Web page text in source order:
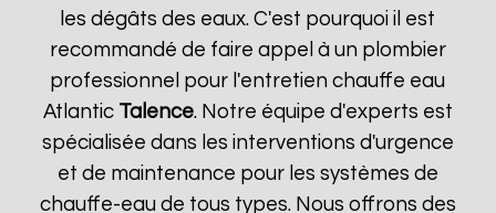
les dégâts des eaux. C'est pourquoi il est
recommandé de faire appel à un plombier
professionnel pour l'entretien chauffe eau
Atlantic Talence. Notre équipe d'experts est
spécialisée dans les interventions d'urgence
et de maintenance pour les systèmes de
chauffe-eau de tous types. Nous offrons des